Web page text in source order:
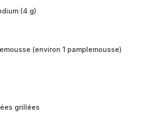
(4 g)
(environ 1 pamplemousse)
grillées